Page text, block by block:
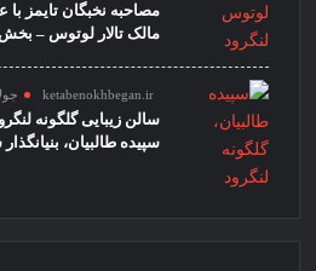
مصاحبه نخبگان تایمز با
مالک تالار لوتوس –
ketabenokhbegan.ir جولای
سالن زیبایی گلگونه
سپیده طالبیان،